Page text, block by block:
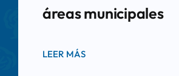
áreas municipales
LEER MÁS